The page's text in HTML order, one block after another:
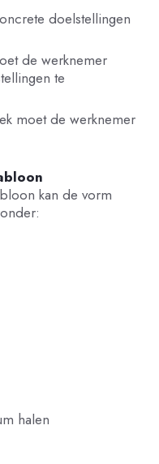
doelstellingen
de werknemer
te
moet de werknemer
kan de vorm
halen